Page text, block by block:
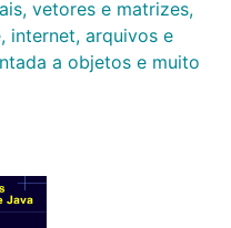
vetores e matrizes,
internet, arquivos e
a objetos e muito